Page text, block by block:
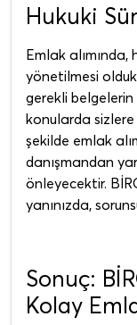
Hukuki
Emlak alımında,
yönetilmesi
gerekli belgelerin
konularda
şekilde emlak
danışmandan
önleyecektir.
yanınızda,
Sonuç:
Kolay